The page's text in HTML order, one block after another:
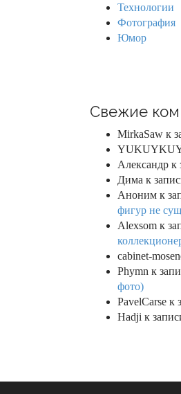
Технологии
Фотография
Юмор
Свежие
MirkaSaw к
Александр к
Дима к
Аноним к
фигур не
Alexsom к
cabinet-
Phymn к
фото)
PavelCarse к
Hadji к